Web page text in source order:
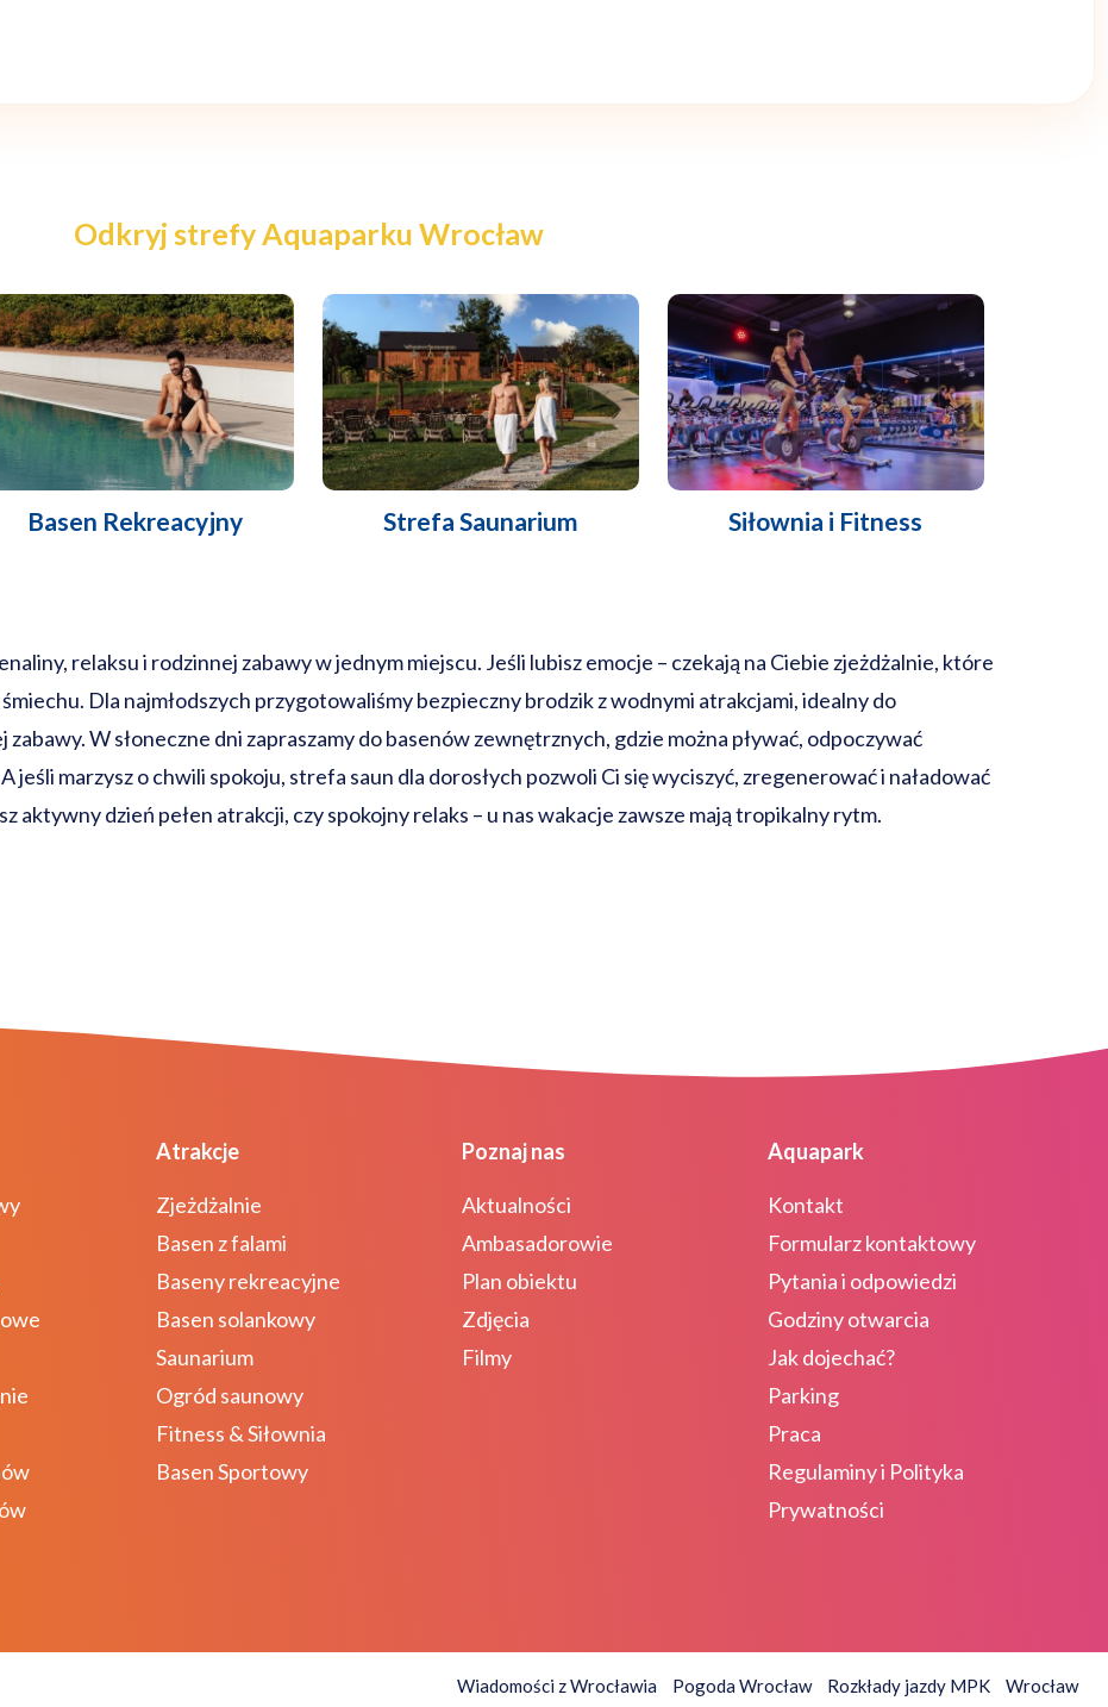
Odkryj strefy Aquaparku Wrocław
Basen Rekreacyjny Strefa Saunarium Siłownia i Fitness
relaksu i rodzinnej zabawy w jednym miejscu. Jeśli lubisz emocje – czekają na Ciebie zjeżdżalnie, które
Dla najmłodszych przygotowaliśmy bezpieczny brodzik z wodnymi atrakcjami, idealny do
W słoneczne dni zapraszamy do basenów zewnętrznych, gdzie można pływać, odpoczywać
jeśli marzysz o chwili spokoju, strefa saun dla dorosłych pozwoli Ci się wyciszyć, zregenerować i naładować
aktywny dzień pełen atrakcji, czy spokojny relaks – u nas wakacje zawsze mają tropikalny rytm.
Atrakcje
Zjeżdżalnie
Basen z falami
Baseny rekreacyjne
Basen solankowy
Saunarium
Ogród saunowy
Fitness & Siłownia
Basen Sportowy
Poznaj nas
Aktualności
Ambasadorowie
Plan obiektu
Zdjęcia
Filmy
Aquapark
Kontakt
Formularz kontaktowy
Pytania i odpowiedzi
Godziny otwarcia
Jak dojechać?
Parking
Praca
Regulaminy i Polityka
Prywatności
Wiadomości z Wrocławia Pogoda Wrocław Rozkłady jazdy MPK Wrocław